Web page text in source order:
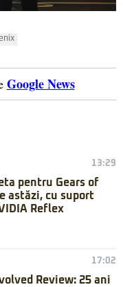
Google News
13:29
pentru Gears of
astăzi, cu suport
Reflex
17:02
Review: 25 ani